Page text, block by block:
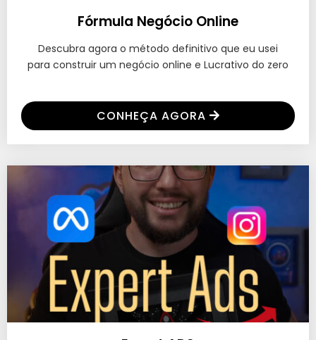
Fórmula Negócio Online
Descubra agora o método definitivo que eu usei
para construir um negócio online e Lucrativo do zero
CONHEÇA AGORA